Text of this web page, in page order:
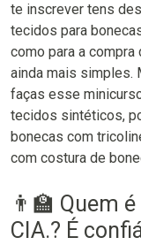
te inscrever tens
tecidos para
como para a
ainda mais simples.
faças esse
tecidos sintéticos,
bonecas com
com costura de
👨‍🏫 Quem
CIA.? É